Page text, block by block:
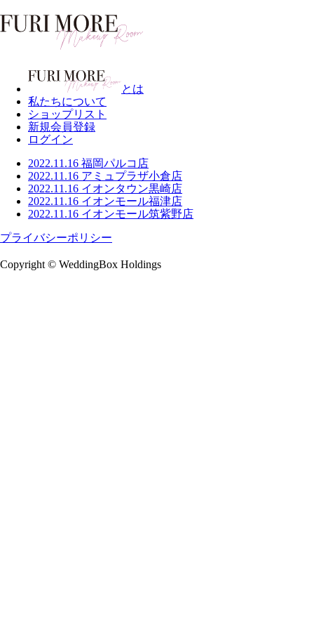
とは
私たちについて
ショップリスト
新規会員登録
ログイン
2022.11.16 福岡パルコ店
2022.11.16 アミュプラザ小倉店
2022.11.16 イオンタウン黒崎店
2022.11.16 イオンモール福津店
2022.11.16 イオンモール筑紫野店
プライバシーポリシー
Copyright © WeddingBox Holdings